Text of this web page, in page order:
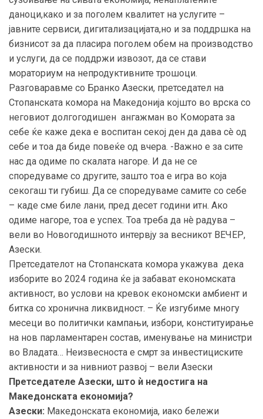
даноци,како и за поголем квалитет на услугите –
јавните сервиси, дигитализацијата,но и за поддршка на
бизнисот за да пласира поголем обем на производство
и услуги, да се поддржи извозот, да се стави
мораториум на непродуктивните трошоци.
Разговаравме со Бранко Азески, претседател на
Стопанската комора на Македонија којшто во врска со
неговиот долгогодишен ангажман во Комората за
себе ќе каже дека е воспитан секој ден да дава сè од
себе и тоа да биде повеќе од вчера. -Важно е за сите
нас да одиме по скалата нагоре. И да не се
споредуваме со другите, зашто тоа е игра во која
секогаш ти губиш. Да се споредуваме самите со себе
– каде сме биле лани, пред десет години итн. Ако
одиме нагоре, тоа е успех. Тоа треба да нè радува –
вели во Новогодишното интервју за весникот ВЕЧЕР,
Азески.
Претседателот на Стопанската комора укажува дека
изборите во 2024 година ќе ја забават економската
активност, во услови на кревок економски амбиент и
битка со хронична ликвидност. – Ќе изгубиме многу
месеци во политички кампањи, избори, конституирање
на нов парламентарен состав, именување на министри
во Владата… Неизвесноста е смрт за инвестициските
активности и за нивниот развој – вели Азески
Претседателе Азески, што ѝ недостига на
Македонската економија?
Азески: Македонската економија, иако бележи